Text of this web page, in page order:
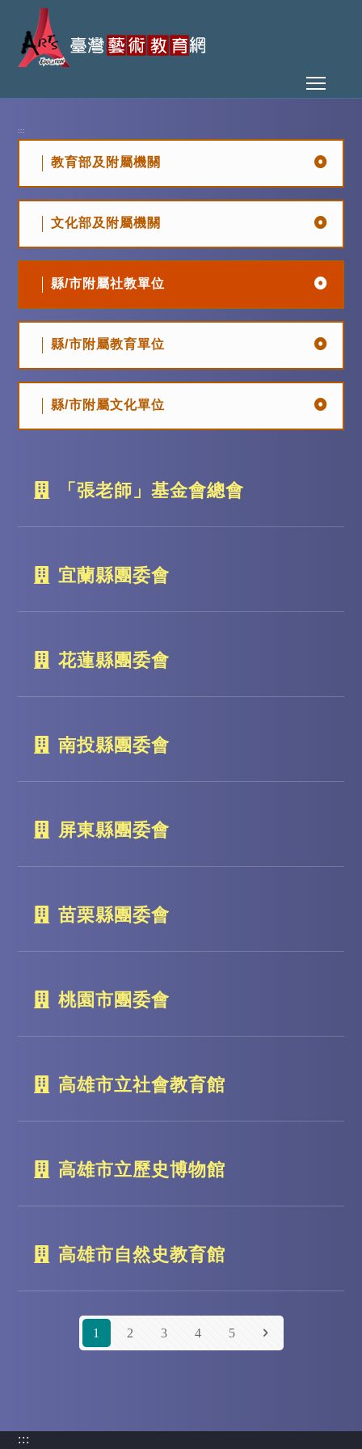
:::
教育部及附屬機關
文化部及附屬機關
縣/市附屬社教單位
縣/市附屬教育單位
縣/市附屬文化單位
「張老師」基金會總會
宜蘭縣團委會
花蓮縣團委會
南投縣團委會
屏東縣團委會
苗栗縣團委會
桃園市團委會
高雄市立社會教育館
高雄市立歷史博物館
高雄市自然史教育館
1 2 3 4 5
:::